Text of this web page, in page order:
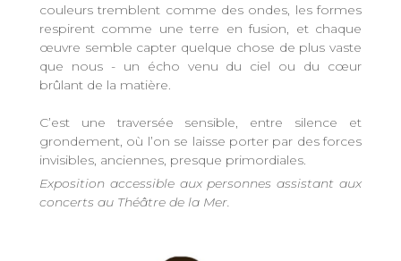
couleurs tremblent comme des ondes, les formes
respirent comme une terre en fusion, et chaque
œuvre semble capter quelque chose de plus vaste
que nous - un écho venu du ciel ou du cœur
brûlant de la matière.
C’est une traversée sensible, entre silence et
grondement, où l’on se laisse porter par des forces
invisibles, anciennes, presque primordiales.
Exposition accessible aux personnes assistant aux
concerts au Théâtre de la Mer.